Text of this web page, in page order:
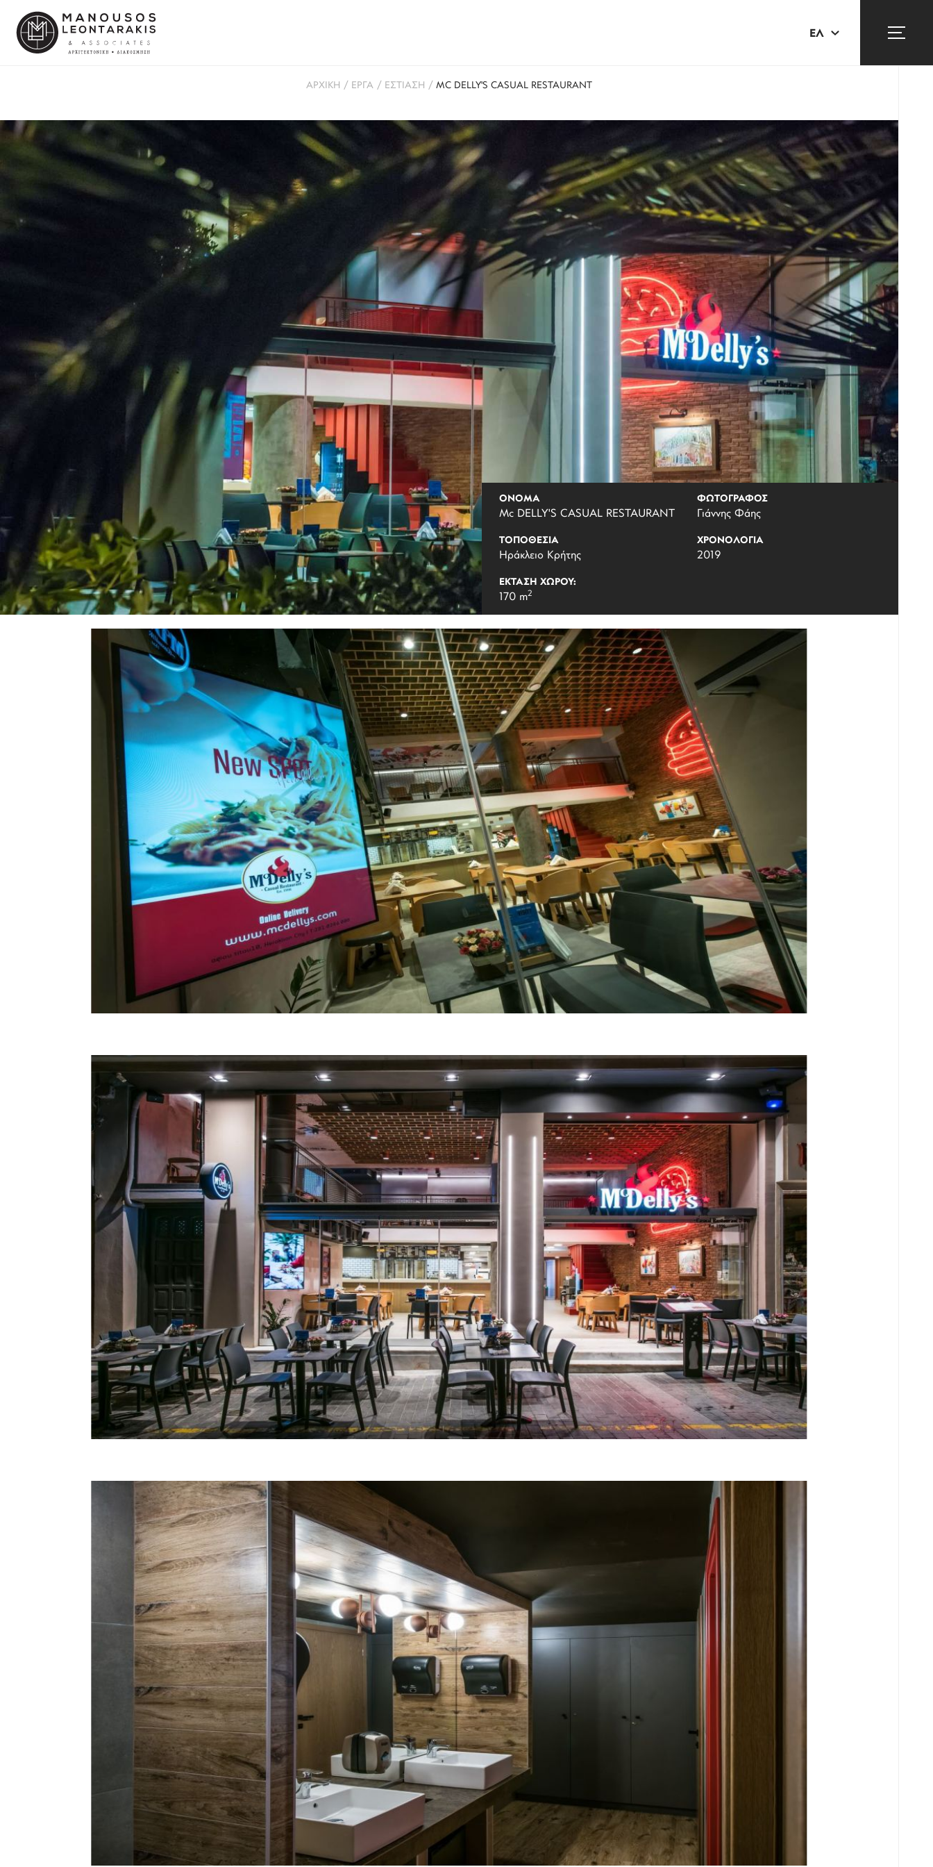
ΕΛ
ΑΡΧΙΚΗ / ΕΡΓΑ / ΕΣΤΙΑΣΗ / MC DELLY'S CASUAL RESTAURANT
ΟΝΟΜΑ
Mc DELLY'S CASUAL RESTAURANT
ΦΩΤΟΓΡΑΦΟΣ
Γιάννης Φάης
ΤΟΠΟΘΕΣΙΑ
Ηράκλειο Κρήτης
ΧΡΟΝΟΛΟΓΙΑ
2019
ΕΚΤΑΣΗ ΧΩΡΟΥ:
170 m2